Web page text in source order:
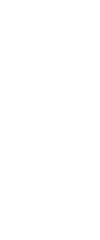
34,50 €